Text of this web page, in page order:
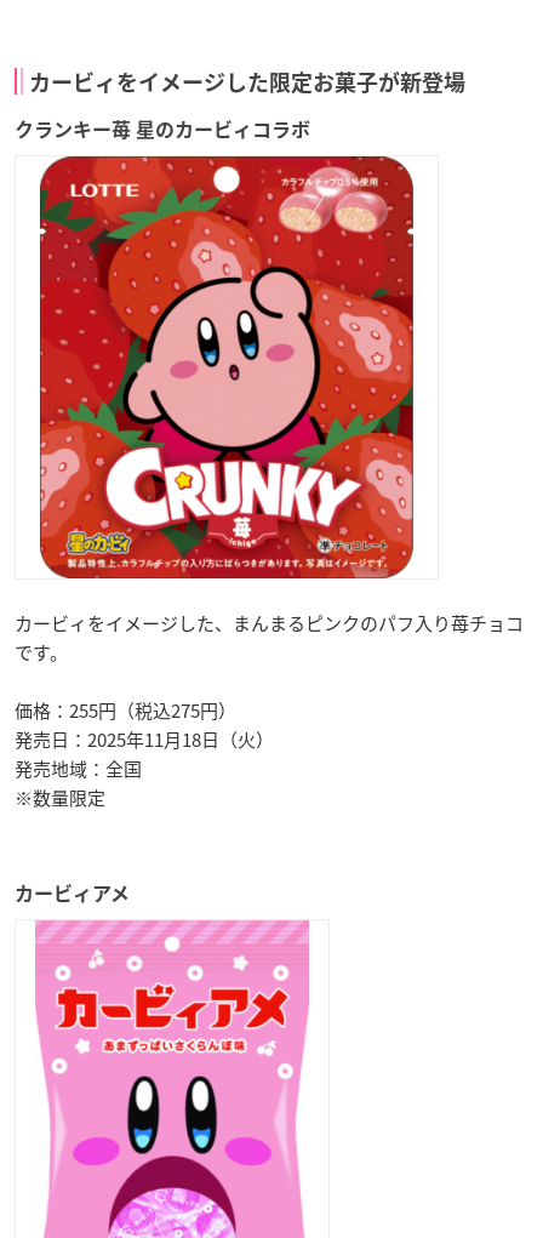
カービィをイメージした限定お菓子が新登場
クランキー苺 星のカービィコラボ
カービィをイメージした、まんまるピンクのパフ入り苺チョコ
です。
価格：255円（税込275円）
発売日：2025年11月18日（火）
発売地域：全国
※数量限定
カービィアメ